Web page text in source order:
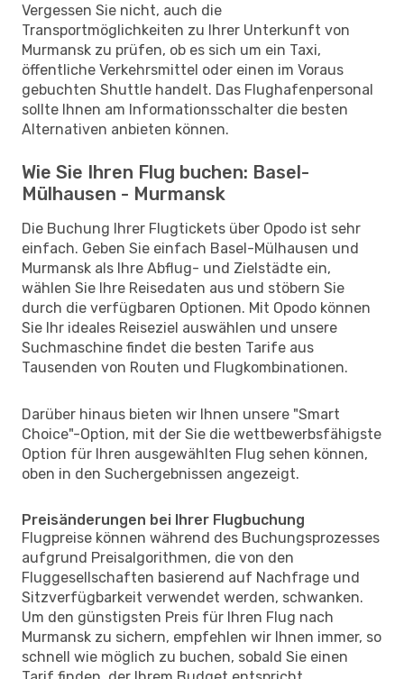
Vergessen Sie nicht, auch die
Transportmöglichkeiten zu Ihrer Unterkunft von
Murmansk zu prüfen, ob es sich um ein Taxi,
öffentliche Verkehrsmittel oder einen im Voraus
gebuchten Shuttle handelt. Das Flughafenpersonal
sollte Ihnen am Informationsschalter die besten
Alternativen anbieten können.
Wie Sie Ihren Flug buchen: Basel-
Mülhausen - Murmansk
Die Buchung Ihrer Flugtickets über Opodo ist sehr
einfach. Geben Sie einfach Basel-Mülhausen und
Murmansk als Ihre Abflug- und Zielstädte ein,
wählen Sie Ihre Reisedaten aus und stöbern Sie
durch die verfügbaren Optionen. Mit Opodo können
Sie Ihr ideales Reiseziel auswählen und unsere
Suchmaschine findet die besten Tarife aus
Tausenden von Routen und Flugkombinationen.
Darüber hinaus bieten wir Ihnen unsere "Smart
Choice"-Option, mit der Sie die wettbewerbsfähigste
Option für Ihren ausgewählten Flug sehen können,
oben in den Suchergebnissen angezeigt.
Preisänderungen bei Ihrer Flugbuchung
Flugpreise können während des Buchungsprozesses
aufgrund Preisalgorithmen, die von den
Fluggesellschaften basierend auf Nachfrage und
Sitzverfügbarkeit verwendet werden, schwanken.
Um den günstigsten Preis für Ihren Flug nach
Murmansk zu sichern, empfehlen wir Ihnen immer, so
schnell wie möglich zu buchen, sobald Sie einen